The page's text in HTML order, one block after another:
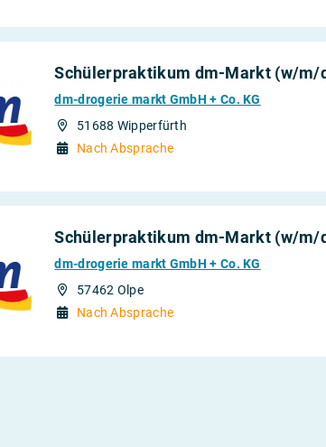
Schülerpraktikum dm-Markt (w/m/
dm-drogerie markt GmbH + Co. KG
51688 Wipperfürth
Nach Absprache
Schülerpraktikum dm-Markt (w/m/
dm-drogerie markt GmbH + Co. KG
57462 Olpe
Nach Absprache